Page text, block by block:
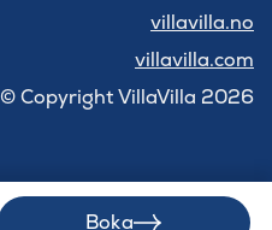
villavilla.no
villavilla.com
© Copyright VillaVilla 2026
Boka